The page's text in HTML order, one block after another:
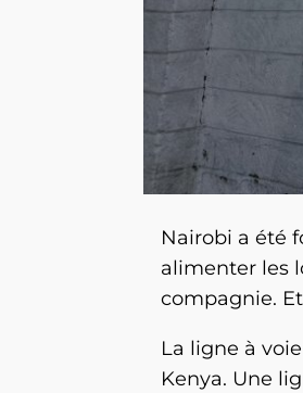
Nairobi a été
alimenter les
compagnie.
La ligne à
Kenya. Une